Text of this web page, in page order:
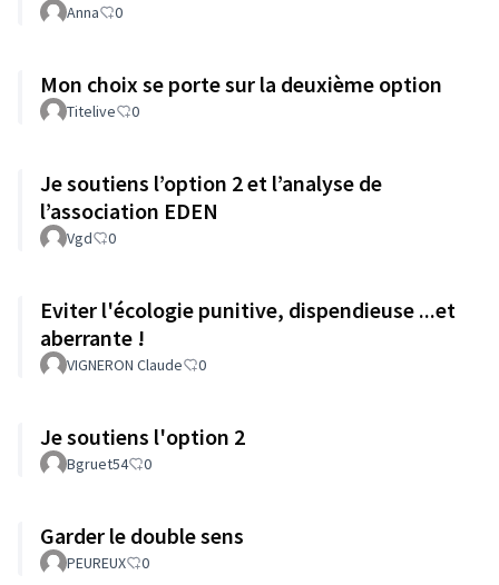
Anna 0
Mon choix se porte sur la deuxième option
Titelive 0
Je soutiens l’option 2 et l’analyse de
l’association EDEN
Vgd 0
Eviter l'écologie punitive, dispendieuse ...et
aberrante !
VIGNERON Claude 0
Je soutiens l'option 2
Bgruet54 0
Garder le double sens
PEUREUX 0